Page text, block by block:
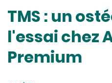
TMS : un
l'essai chez
Premium